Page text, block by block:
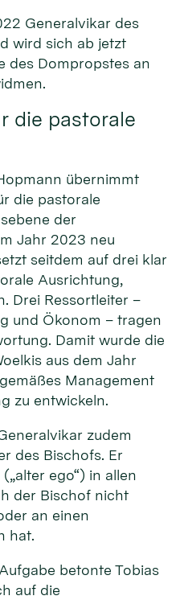
Generalvikar des
wird sich ab jetzt
des Dompropstes an
die pastorale
übernimmt
die pastorale
der
Jahr 2023 neu
seitdem auf drei klar
Ausrichtung,
Drei Ressortleiter –
und Ökonom – tragen
Damit wurde die
aus dem Jahr
Management
zu entwickeln.
zudem
des Bischofs. Er
ego“) in allen
der Bischof nicht
an einen
hat.
betonte Tobias
auf die